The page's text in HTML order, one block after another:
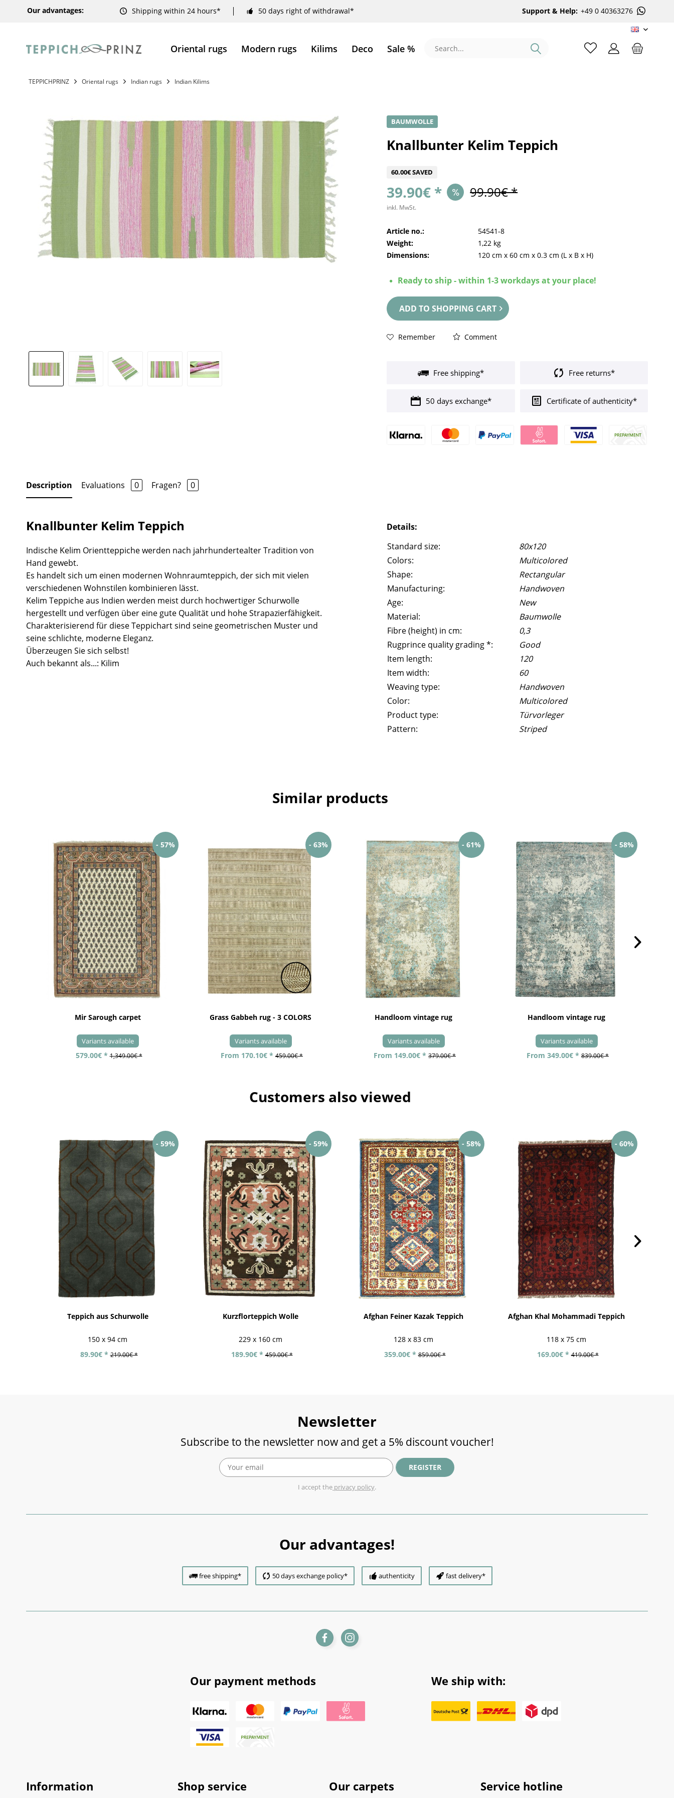
Our advantages: Shipping within 24 hours* 50 days right of withdrawal* Support & Help: +49 0 40363276
EN
Oriental rugs Modern rugs Kilims Deco Sale %
TEPPICHPRINZ Oriental rugs Indian rugs Indian Kilims
BAUMWOLLE
Knallbunter Kelim Teppich
60.00€ SAVED
39.90€ * 99.90€ *
inkl. MwSt.
Article no.:
54541-8
Weight:
1,22 kg
Dimensions:
120 cm x60 cm x0.3 cm (L x B x H)
Ready to ship - within 1-3 workdays at your place!
ADD TO SHOPPING CART
Remember Comment
Free shipping* Free returns*
50 days exchange* Certificate of authenticity*
Description Evaluations 0 Fragen? 0
Knallbunter Kelim Teppich
Indische Kelim Orientteppiche werden nach jahrhundertealter Tradition von
Hand gewebt.
Es handelt sich um einen modernen Wohnraumteppich, der sich mit vielen
verschiedenen Wohnstilen kombinieren lässt.
Kelim Teppiche aus Indien werden meist durch hochwertiger Schurwolle
hergestellt und verfügen über eine gute Qualität und hohe Strapazierfähigkeit.
Charakterisierend für diese Teppichart sind seine geometrischen Muster und
seine schlichte, moderne Eleganz.
Überzeugen Sie sich selbst!
Auch bekannt als...: Kilim
Details:
Standard size:
80x120
Colors:
Multicolored
Shape:
Rectangular
Manufacturing:
Handwoven
Age:
New
Material:
Baumwolle
Fibre (height) in cm:
0,3
Rugprince quality grading *:
Good
Item length:
120
Item width:
60
Weaving type:
Handwoven
Color:
Multicolored
Product type:
Türvorleger
Pattern:
Striped
Similar products
- 57%
Mir Sarough carpet
Variants available
579.00€ * 1,349.00€ *
- 63%
Grass Gabbeh rug - 3 COLORS
Variants available
From 170.10€ * 459.00€ *
- 61%
Handloom vintage rug
Variants available
From 149.00€ * 379.00€ *
- 58%
Handloom vintage rug
Variants available
From 349.00€ * 839.00€ *
Customers also viewed
- 59%
Teppich aus Schurwolle
150 x 94 cm
89.90€ * 219.00€ *
- 59%
Kurzflorteppich Wolle
229 x 160 cm
189.90€ * 459.00€ *
- 58%
Afghan Feiner Kazak Teppich
128 x 83 cm
359.00€ * 859.00€ *
- 60%
Afghan Khal Mohammadi Teppich
118 x 75 cm
169.00€ * 419.00€ *
Newsletter
Subscribe to the newsletter now and get a 5% discount voucher!
REGISTER
I accept the privacy policy.
Our advantages!
free shipping* 50 days exchange policy* authenticity fast delivery*
Our payment methods We ship with:
Information Shop service Our carpets Service hotline